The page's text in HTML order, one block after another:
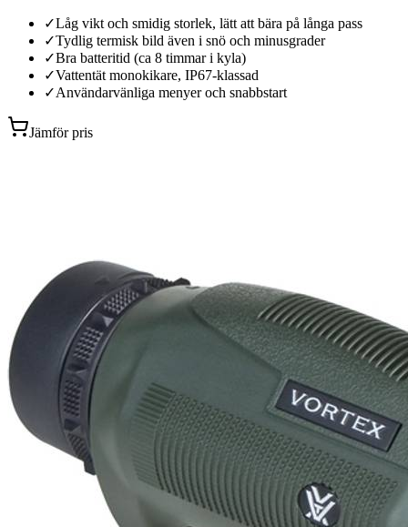
✓Låg vikt och smidig storlek, lätt att bära på långa pass
✓Tydlig termisk bild även i snö och minusgrader
✓Bra batteritid (ca 8 timmar i kyla)
✓Vattentät monokikare, IP67-klassad
✓Användarvänliga menyer och snabbstart
Jämför pris